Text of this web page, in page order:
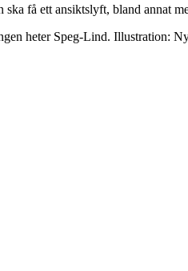
ska få ett ansiktslyft, bland annat
heter Speg-Lind. Illustration: